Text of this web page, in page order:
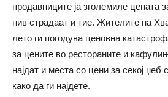
продавниците ја зголемиле цената
нив страдаат и тие. Жителите на
лето ги погодува ценовна
за цените во рестораните и
најдат и места со цени за секој џеб
како да ги најдете.